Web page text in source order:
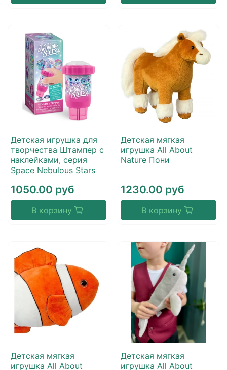
Детская игрушка для
творчества Штампер с
наклейками, серия
Space Nebulous Stars
1050.00 руб
В корзину
Детская мягкая
игрушка All About
Nature Пони
1230.00 руб
В корзину
Детская мягкая
игрушка All About
Детская мягкая
игрушка All About